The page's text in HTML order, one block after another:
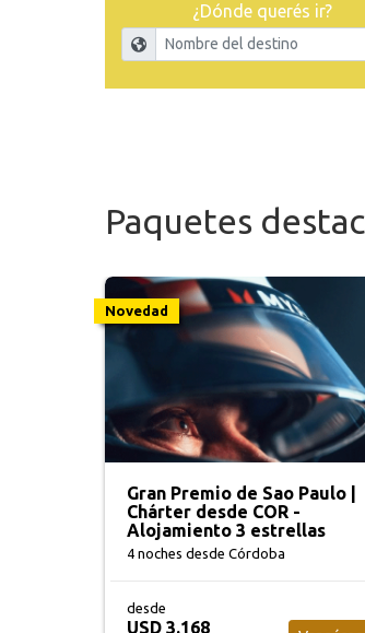
¿Dónde querés ir?
Paquetes
Novedad
Gran Premio de Sao Paulo |
Chárter desde COR -
Alojamiento 3 estrellas
4 noches desde Córdoba
desde
USD 3.168